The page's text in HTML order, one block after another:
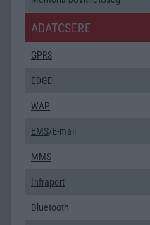
ADATCSERE
GPRS
EDGE
WAP
EMS/E-mail
MMS
Infraport
Bluetooth